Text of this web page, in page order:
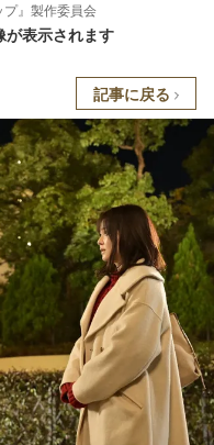
』製作委員会
が表示されます
記事に戻る